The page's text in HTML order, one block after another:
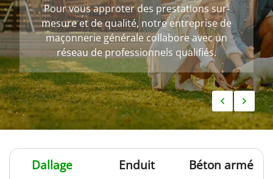
Pour vous approter des prestations sur-
mesure et de qualité, notre entreprise de
maçonnerie générale collabore avec un
réseau de professionnels qualifiés.
Dallage Enduit Béton armé